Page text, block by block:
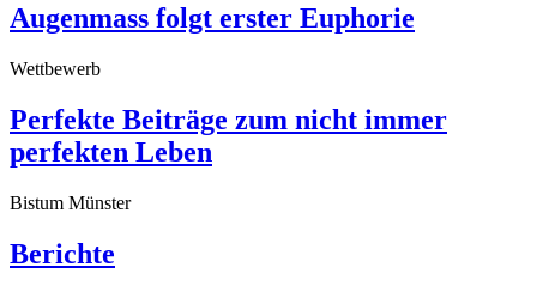
Augenmass folgt erster Euphorie
Wettbewerb
Perfekte Beiträge zum nicht immer
perfekten Leben
Bistum Münster
Berichte